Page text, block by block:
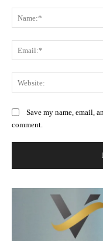
Save my name, email,
comment.